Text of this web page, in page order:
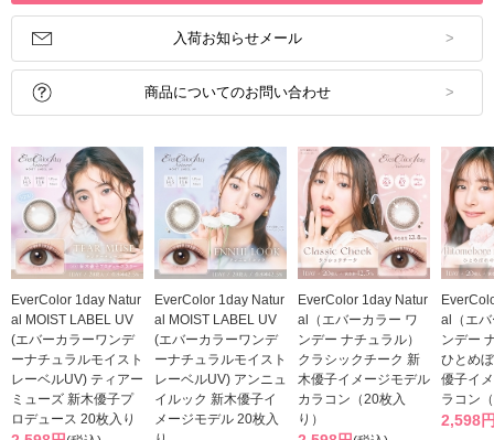
入荷お知らせメール
商品についてのお問い合わせ
EverColor 1day Natur
al MOIST LABEL UV
(エバーカラーワンデ
ーナチュラルモイスト
レーベルUV) ティアー
ミューズ 新木優子プ
ロデュース 20枚入り
EverColor 1day Natur
al MOIST LABEL UV
(エバーカラーワンデ
ーナチュラルモイスト
レーベルUV) アンニュ
イルック 新木優子イ
メージモデル 20枚入
EverColor 1day Natur
al（エバーカラー ワ
ンデー ナチュラル）
クラシックチーク 新
木優子イメージモデル
カラコン（20枚入
り）
al（エ
ンデー
ひとめ
優子イ
ラコン
2,598